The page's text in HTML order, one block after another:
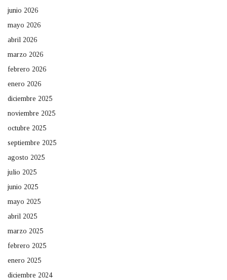
junio 2026
mayo 2026
abril 2026
marzo 2026
febrero 2026
enero 2026
diciembre 2025
noviembre 2025
octubre 2025
septiembre 2025
agosto 2025
julio 2025
junio 2025
mayo 2025
abril 2025
marzo 2025
febrero 2025
enero 2025
diciembre 2024